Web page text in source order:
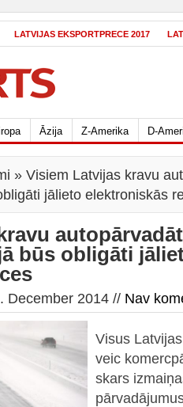
LATVIJAS EKSPORTPRECE 2017
Āzija Z-Amerika D-
» Visiem Latvijas kravu
jālieto elektroniskās
būs obligāti
December 2014 // Nav
Visus
veic
skars